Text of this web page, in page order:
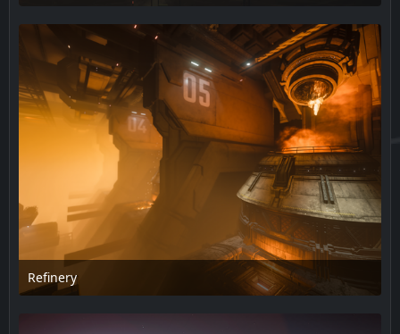
17. Februar 2025 um 14:08
Refinery
17. Februar 2025 um 14:08